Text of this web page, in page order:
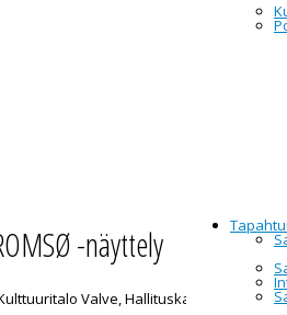
-näyttely
Valve, Hallituskatu 7